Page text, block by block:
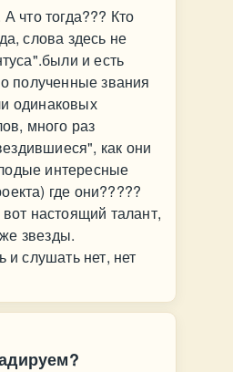
что тогда??? Кто
слова здесь не
и есть
полученные звания
одинаковых
много раз
как они
интересные
где они?????
настоящий талант,
звезды.
слушать нет, нет